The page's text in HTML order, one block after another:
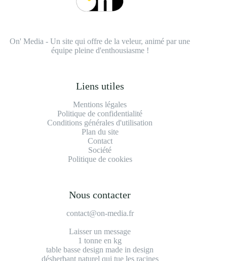
On' Media - Un site qui offre de la veleur, animé par une
équipe pleine d'enthousiasme !
Liens utiles
Mentions légales
Politique de confidentialité
Conditions générales d'utilisation
Plan du site
Contact
Société
Politique de cookies
Nous contacter
contact@on-media.fr
Laisser un message
1 tonne en kg
table basse design made in design
désherbant naturel qui tue les racines